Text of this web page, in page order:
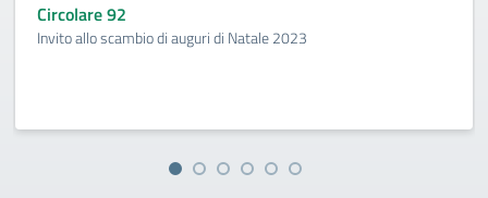
Circolare 92
Invito allo scambio di auguri di Natale 2023